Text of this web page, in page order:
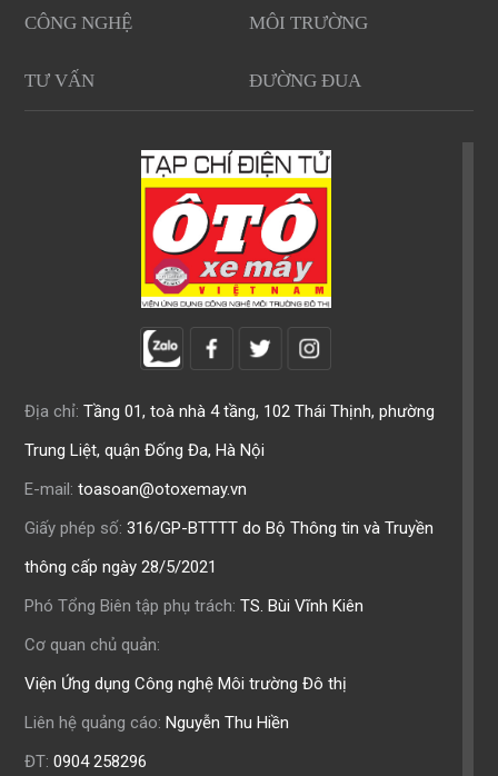
CÔNG NGHỆ MÔI TRƯỜNG
TƯ VẤN ĐƯỜNG ĐUA
Địa chỉ: Tầng 01, toà nhà 4 tầng, 102 Thái Thịnh, phường
Trung Liệt, quận Đống Đa, Hà Nội
E-mail: toasoan@otoxemay.vn
Giấy phép số: 316/GP-BTTTT do Bộ Thông tin và Truyền
thông cấp ngày 28/5/2021
Phó Tổng Biên tập phụ trách: TS. Bùi Vĩnh Kiên
Cơ quan chủ quản:
Viện Ứng dụng Công nghệ Môi trường Đô thị
Liên hệ quảng cáo: Nguyễn Thu Hiền
ĐT: 0904 258296